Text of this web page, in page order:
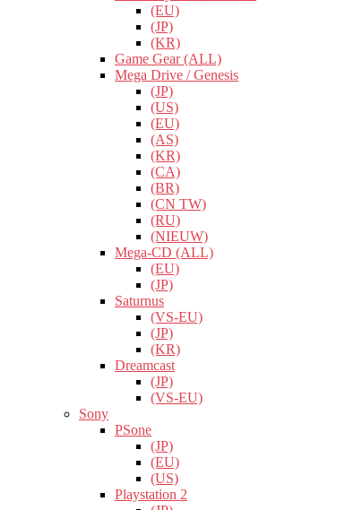
(EU)
(JP)
(KR)
Game Gear (ALL)
Mega Drive / Genesis
(JP)
(US)
(EU)
(AS)
(KR)
(CA)
(BR)
(CN TW)
(RU)
(NIEUW)
Mega-CD (ALL)
(EU)
(JP)
Saturnus
(VS-EU)
(JP)
(KR)
Dreamcast
(JP)
(VS-EU)
Sony
PSone
(JP)
(EU)
(US)
Playstation 2